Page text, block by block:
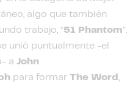
algo que también
trabajo, “51 Phantom”.
unió puntualmente -el
a John
para formar The Word ,